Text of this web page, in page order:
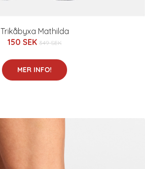
Trikåbyxa Mathilda
150 SEK 349 SEK
MER INFO!